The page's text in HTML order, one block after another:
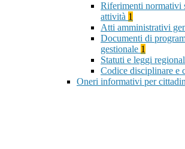
Riferimenti normativi
attività 1
Atti amministrativi
Documenti di
gestionale 1
Statuti e leggi
Codice disciplinare e
Oneri informativi per